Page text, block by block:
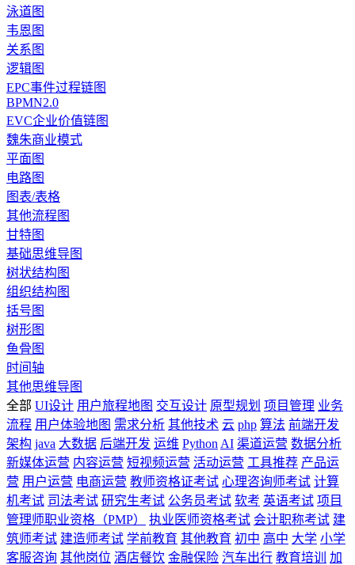
泳道图
韦恩图
关系图
逻辑图
EPC事件过程链图
BPMN2.0
EVC企业价值链图
魏朱商业模式
平面图
电路图
图表/表格
其他流程图
甘特图
基础思维导图
树状结构图
组织结构图
括号图
树形图
鱼骨图
时间轴
其他思维导图
全部 UI设计 用户旅程地图 交互设计 原型规划 项目管理 业务
流程 用户体验地图 需求分析 其他技术 云 php 算法 前端开发
架构 java 大数据 后端开发 运维 Python AI 渠道运营 数据分析
新媒体运营 内容运营 短视频运营 活动运营 工具推荐 产品运
营 用户运营 电商运营 教师资格证考试 心理咨询师考试 计算
机考试 司法考试 研究生考试 公务员考试 软考 英语考试 项目
管理师职业资格（PMP）
执业医师资格考试 会计职称考试 建
筑师考试 建造师考试 学前教育 其他教育 初中 高中 大学 小学
客服咨询 其他岗位 酒店餐饮 金融保险 汽车出行 教育培训
加